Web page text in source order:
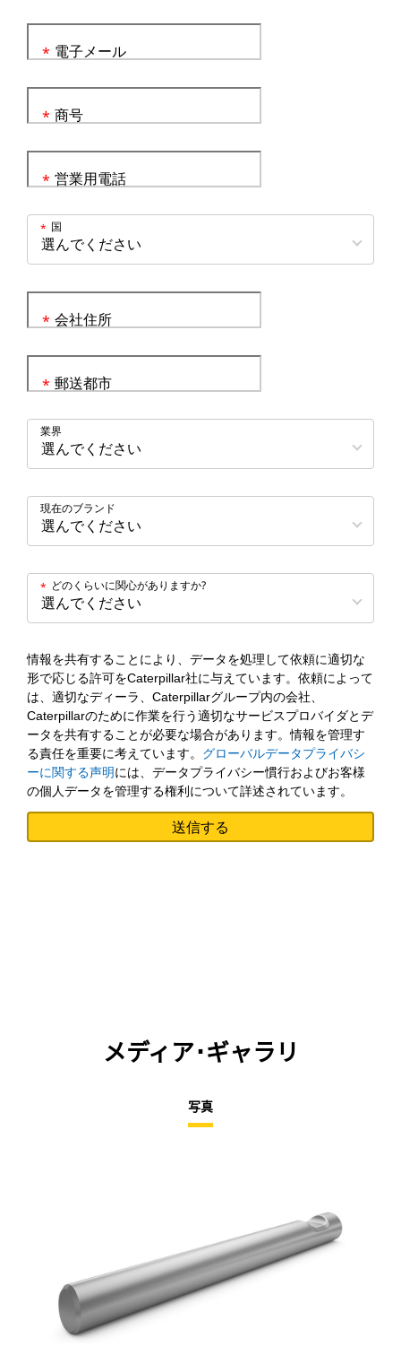
電子メール
*
商号
*
営業用電話
*
国
*
会社住所
*
郵送都市
*
業界
現在のブランド
どのくらいに関心がありますか?
*
情報を共有することにより、データを処理して依頼に適切な
形で応じる許可をCaterpillar社に与えています。依頼によって
は、適切なディーラ、Caterpillarグループ内の会社、
Caterpillarのために作業を行う適切なサービスプロバイダとデ
ータを共有することが必要な場合があります。情報を管理す
る責任を重要に考えています。 グローバルデータプライバシ
ーに関する声明には、データプライバシー慣行およびお客様
の個人データを管理する権利について詳述されています。
メディア･ギャラリ
写真